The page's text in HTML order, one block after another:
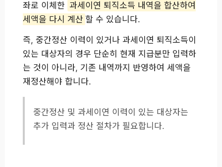
좌로 이체한 과세이연 퇴직소득 내역을 합산하여
세액을 다시 계산 할 수 있습니다.
즉, 중간정산 이력이 있거나 과세이연 퇴직소득이
있는 대상자의 경우 단순히 현재 지급분만 입력하
는 것이 아니라, 기존 내역까지 반영하여 세액을
재정산해야 합니다.
중간정산 및 과세이연 이력이 있는 대상자는
추가 입력과 정산 절차가 필요합니다.